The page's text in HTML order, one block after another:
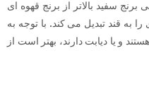
سفید بالاتر از برنج قهوه ای
به قند تبدیل می کند. با توجه به
و یا دیابت دارند، بهتر است از